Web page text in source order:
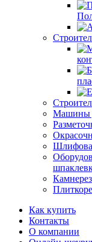
Машины
Как купить
Контакты
О компании